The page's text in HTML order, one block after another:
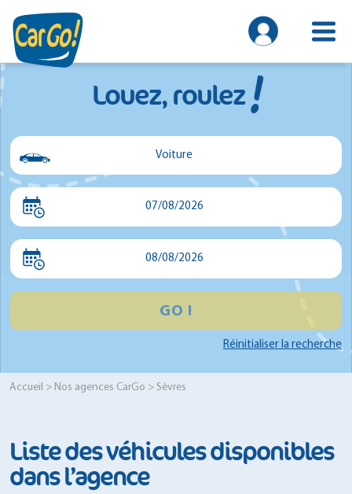
Louez, roulez!
Voiture
Voiture
07/08/2026
08/08/2026
GO !
Réinitialiser la recherche
Accueil > Nos agences CarGo > Sèvres
Liste des véhicules disponibles
dans l’agence